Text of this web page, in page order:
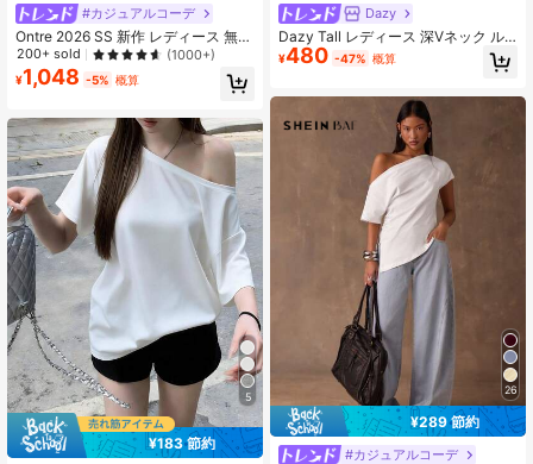
#カジュアルコーデ
Ontre 2026 SS 新作 レディース 無地
アシンメトリーショルダー 半袖トッ
プス、カジュアル デイリーウェア、
ブラック ルーズ カジュアル 半袖Tシ
ジネスカジュアル バケーション ビー
チ バースデーパーティー、教師、ベ
ーシック トップス 入学準備 アシン
メトリーショルダー トップス
200+ sold (1000+)
¥1,048 -5% 概算
5
¥183 節約
Dazy
Dazy Tall レディース 深Vネック ル
ーズ 長袖 カジュアル ベーシックTシ
ャツ 水着カバーアップ 高身長女性向
¥480 -47% 概算
26
¥289 節約
#カジュアルコーデ